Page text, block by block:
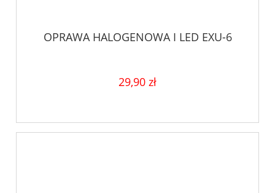
OPRAWA HALOGENOWA I LED EXU-6
29,90 zł